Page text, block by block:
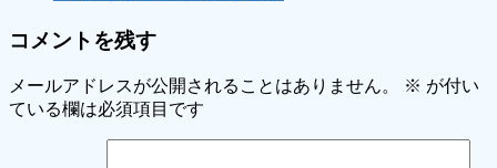
コメントを残す
メールアドレスが公開されることはありません。 ※ が付い
ている欄は必須項目です